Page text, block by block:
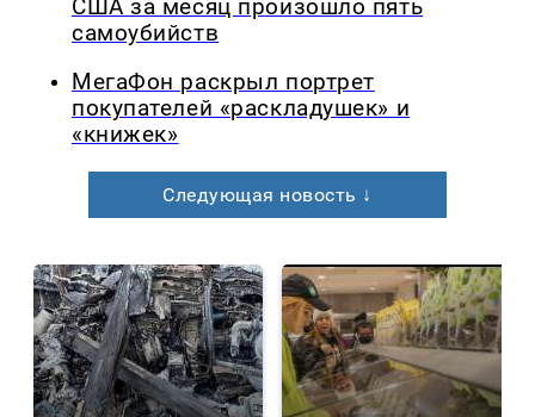
США за месяц произошло пять
самоубийств
МегаФон раскрыл портрет
покупателей «раскладушек» и
«книжек»
Следующая новость ↓